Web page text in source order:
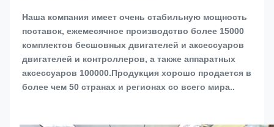
Наша компания имеет очень стабильную мощность
поставок, ежемесячное производство более 15000
комплектов бесшовных двигателей и аксессуаров
двигателей и контроллеров, а также аппаратных
аксессуаров 100000.Продукция хорошо продается в
более чем 50 странах и регионах со всего мира..